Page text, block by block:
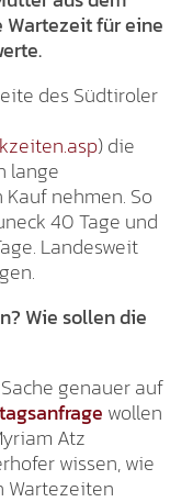
Wartezeit für eine
des Südtiroler
) die
lange
nehmen. So
40 Tage und
Landesweit
Wie sollen die
genauer auf
wollen
Atz
wissen, wie
Wartezeiten